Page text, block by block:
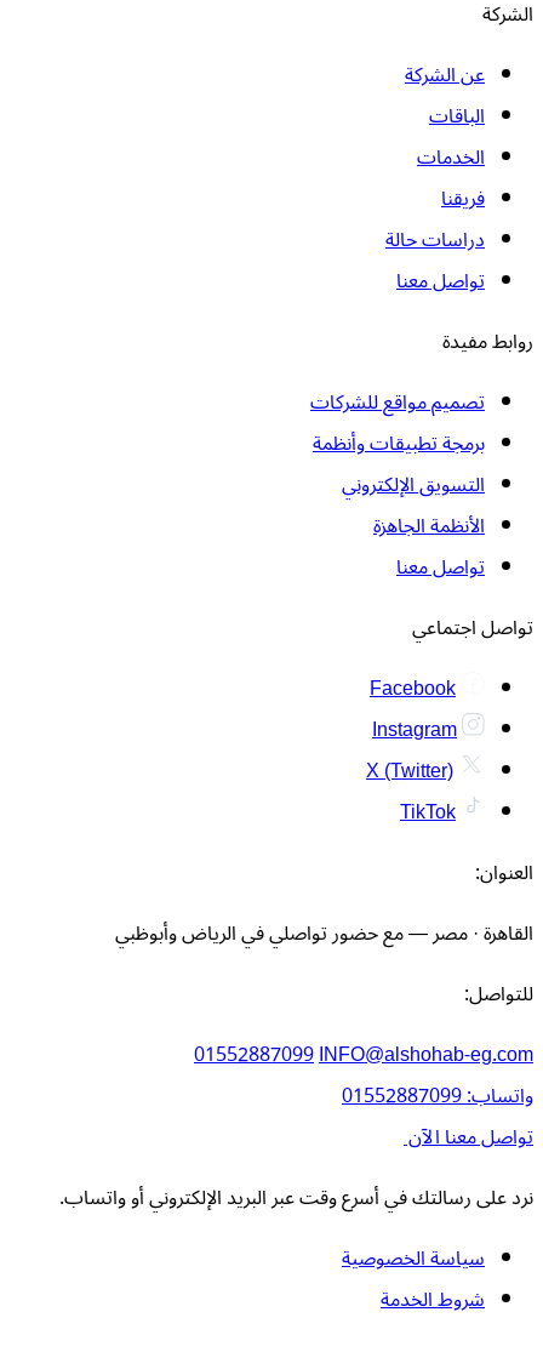
الشركة
عن الشركة
الباقات
الخدمات
فريقنا
دراسات حالة
تواصل معنا
روابط مفيدة
تصميم مواقع للشركات
برمجة تطبيقات وأنظمة
التسويق الإلكتروني
الأنظمة الجاهزة
تواصل معنا
تواصل اجتماعي
Facebook
Instagram
X (Twitter)
TikTok
العنوان:
القاهرة · مصر — مع حضور تواصلي في الرياض وأبوظبي
للتواصل:
INFO@alshohab-eg.com
01552887099
واتساب: 01552887099
تواصل معنا الآن
نرد على رسالتك في أسرع وقت عبر البريد الإلكتروني أو واتساب.
سياسة الخصوصية
شروط الخدمة